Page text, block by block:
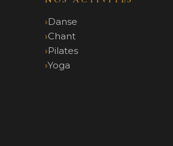
Danse
Chant
Pilates
Yoga